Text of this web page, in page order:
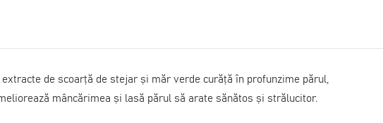
de scoarță de stejar și măr verde curăță în profunzime părul,
mâncărimea și lasă părul să arate sănătos și strălucitor.